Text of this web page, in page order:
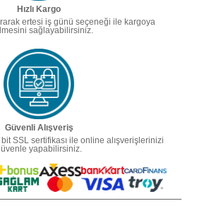
Hızlı Kargo
ertesi iş günü seçeneği ile kargoya
sağlayabilirsiniz.
Güvenli Alışveriş
SSL sertifikası ile online alışverişlerinizi
yapabilirsiniz.